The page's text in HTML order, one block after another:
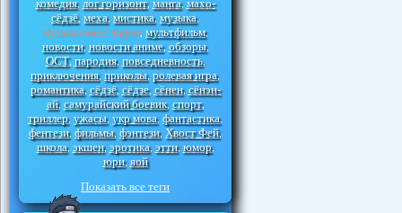
комедия, лог горизонт, манга, махо-
сёдзё, меха, мистика, музыка,
музыкальное видео мультфильм,
новости, новости аниме, обзоры,
ОСТ, пародия, повседневность,
приключения, приколы, ролевая игра,
романтика, сёдзё, сёдзе, сёнен, сёнэн-
ай, самурайский боевик, спорт,
триллер, ужасы, укр мова, фантастика,
фентези, фильмы, фэнтези, Хвост Фей,
школа, экшен, эротика, этти, юмор,
юри, яой
Показать все теги